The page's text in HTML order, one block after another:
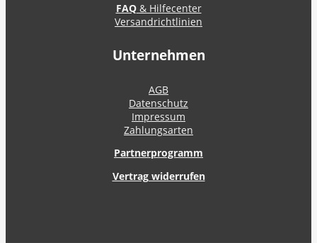
FAQ& Hilfecenter
Versandrichtlinien
Unternehmen
AGB
Datenschutz
Impressum
Zahlungsarten
Partnerprogramm
Vertrag widerrufen